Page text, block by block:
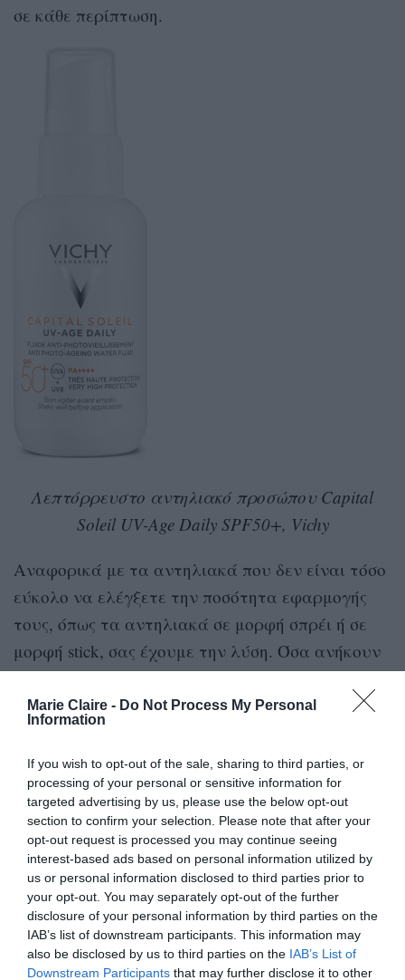
Marie Claire - Do Not Process My Personal
Information
If you wish to opt-out of the sale, sharing to third parties, or
processing of your personal or sensitive information for
targeted advertising by us, please use the below opt-out
section to confirm your selection. Please note that after your
opt-out request is processed you may continue seeing
interest-based ads based on personal information utilized by
us or personal information disclosed to third parties prior to
your opt-out. You may separately opt-out of the further
disclosure of your personal information by third parties on the
IAB’s list of downstream participants. This information may
also be disclosed by us to third parties on the IAB’s List of
Downstream Participants that may further disclose it to other
σε κάθε περίπτωση.
Λεπτόρρευστο αντηλιακό προσώπου Capital
Soleil UV-Age Daily SPF50+, Vichy
Αναφορικά με τα αντηλιακά που δεν είναι τόσο
εύκολο να ελέγξετε την ποσότητα εφαρμογής
τους, όπως τα αντηλιακά σε μορφή σπρέι ή σε
μορφή stick, σας έχουμε την λύση. Όσα ανήκουν
στην πρώτη κατηγορία θέλουν καλή ανακίνηση
πριν την χρήση και εφαρμογή έως ότου το δέρμα
να καλυφθεί ολοκληρωτικά, ενώ όσα ανήκουν
στην δεύτερη κατηγορία με τέσσερα περάσματα
μπρος-πίσω ανά περιοχή και σωστό άπλωμα,
ώστε να απορροφηθεί το προϊόν προσφέρουν
την απαραίτητη κάλυψη. Ωστόσο δεν πρέπει να
ξεχνάμε ότι τα αντηλιακά σε σπρέι έχουν
συνήθως συμπληρωματική δράση και
λειτουργούν σαν ενισχυτές του αντηλιακού που
έχουμε ήδη εφαρμόσει. Αποτελούν εξαιρετική